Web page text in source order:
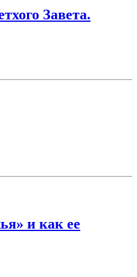
Завета.
и как ее